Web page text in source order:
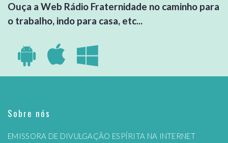
Ouça a Web Rádio Fraternidade no caminho para
o trabalho, indo para casa, etc...
Sobre nós
EMISSORA DE DIVULGAÇÃO ESPÍRITA NA INTERNET